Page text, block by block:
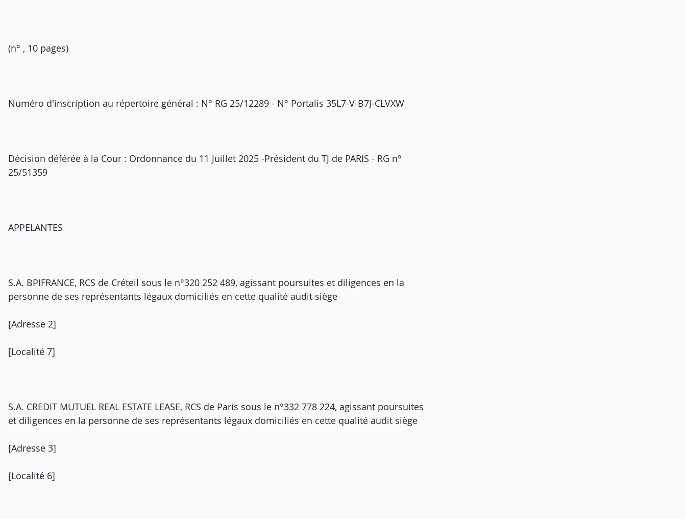
(n° , 10 pages)
Numéro d'inscription au répertoire général : N° RG 25/12289 - N° Portalis 35L7-V-B7J-CLVXW
Décision déférée à la Cour : Ordonnance du 11 Juillet 2025 -Président du TJ de PARIS - RG n°
25/51359
APPELANTES
S.A. BPIFRANCE, RCS de Créteil sous le n°320 252 489, agissant poursuites et diligences en la
personne de ses représentants légaux domiciliés en cette qualité audit siège
[Adresse 2]
[Localité 7]
S.A. CREDIT MUTUEL REAL ESTATE LEASE, RCS de Paris sous le n°332 778 224, agissant poursuites
et diligences en la personne de ses représentants légaux domiciliés en cette qualité audit siège
[Adresse 3]
[Localité 6]